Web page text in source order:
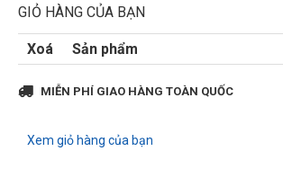
GIỎ HÀNG CỦA BẠN
Xoá Sản phẩm
MIỄN PHÍ GIAO HÀNG TOÀN QUỐC
Xem giỏ hàng của bạn